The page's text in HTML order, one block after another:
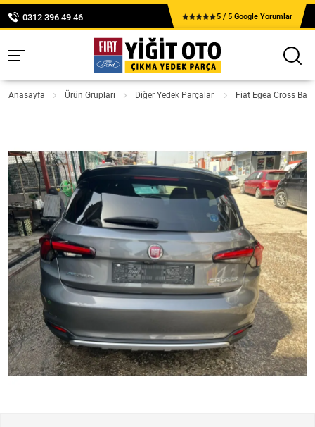
0312 396 49 46 5 / 5 Google Yorumlar
Anasayfa Ürün Grupları Diğer Yedek Parçalar Fiat Egea Cross